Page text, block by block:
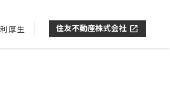
厚生 住友不動産株式会社 open_in_new